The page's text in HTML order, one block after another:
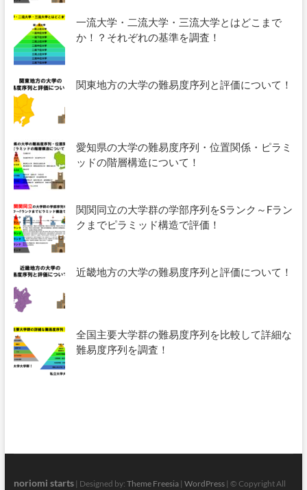
一流大学・二流大学・三流大学とはどこまで
か！？それぞれの基準を調査！
関東地方の大学の難易度序列と評価について！
愛知県の大学の難易度序列・位置関係・ピラミ
ッドの階層構造について！
関関同立の大学群の学部序列をSランク～Fラン
クまでピラミッド構造で評価！
近畿地方の大学の難易度序列と評価について！
全国主要大学群の難易度序列を比較して詳細な
難易度序列を調査！
noriomi starts| Designed by: Theme Freesia| WordPress| © Copyright All